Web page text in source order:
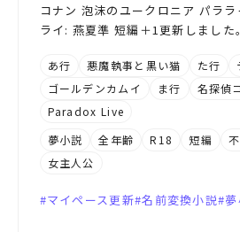
コナン 泡沫のユークロニア パ
ライ: 燕夏準 短編＋1更新しました。
あ行 悪魔執事と黒い猫 た行
ゴールデンカムイ
ま行
名探偵
Paradox Live
夢小説
全年齢 R18 短編
女主人公
マイペース更新 名前変換小説